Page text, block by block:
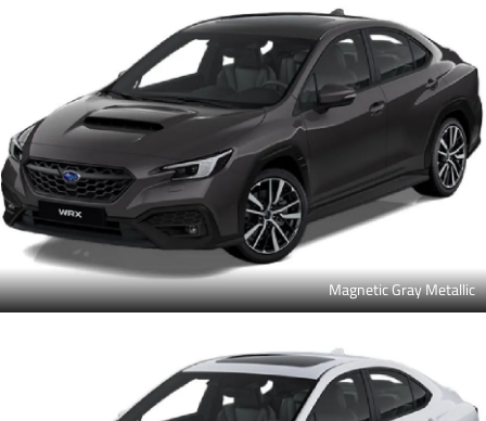
Magnetic Gray Metallic